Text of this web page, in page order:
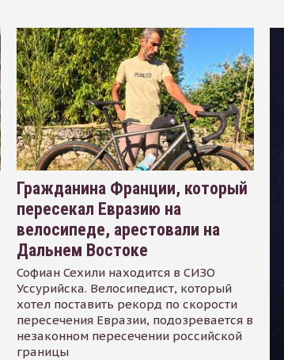
Гражданина Франции, который
пересекал Евразию на
велосипеде, арестовали на
Дальнем Востоке
Софиан Сехили находится в СИЗО
Уссурийска. Велосипедист, который
хотел поставить рекорд по скорости
пересечения Евразии, подозревается в
незаконном пересечении российской
границы